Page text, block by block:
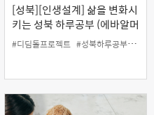
[성북][인생설계] 삶을 변화시
키는 성북 하루공부 (에바알머
슨 작품해석을 통한 나의 자화
상 그리기)
#디딤돌프로젝트 #성북하루공부 #유